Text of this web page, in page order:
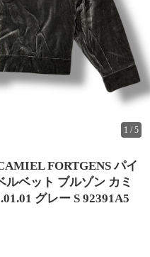
1 /5
FORTGENS パイ
ルベット ブルゾン カミ
グレー S 92391A5